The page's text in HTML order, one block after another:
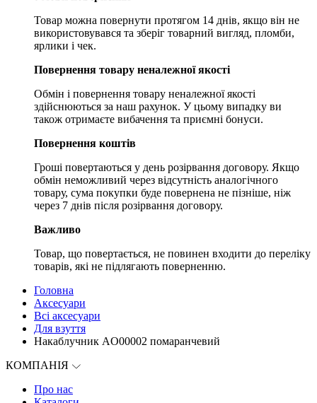
Товар можна повернути протягом 14 днів, якщо він не
використовувався та зберіг товарний вигляд, пломби,
ярлики і чек.
Повернення товару неналежної якості
Обмін і повернення товару неналежної якості
здійснюються за наш рахунок. У цьому випадку ви
також отримаєте вибачення та приємні бонуси.
Повернення коштів
Гроші повертаються у день розірвання договору. Якщо
обмін неможливий через відсутність аналогічного
товару, сума покупки буде повернена не пізніше, ніж
через 7 днів після розірвання договору.
Важливо
Товар, що повертається, не повинен входити до переліку
товарів, які не підлягають поверненню.
Головна
Аксесуари
Всі аксесуари
Для взуття
Накаблучник AO00002 помаранчевий
КОМПАНІЯ
Про нас